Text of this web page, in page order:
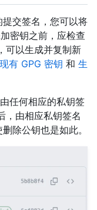
交签名，您可以将
密钥之前，应检查
可以生成并复制新
有 GPG 密钥 和 生
任何相应的私钥签
，由相应私钥签名
除公钥也是如此。